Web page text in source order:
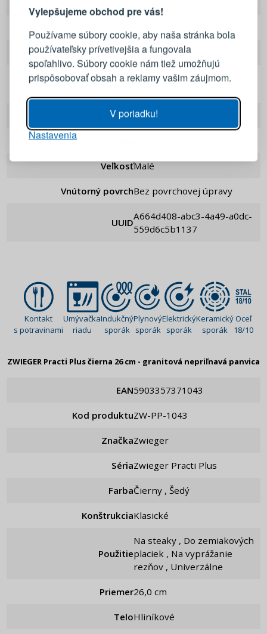
Vylepšujeme obchod pre vás!
Používame súbory cookie, aby naša stránka bola
používateľsky prívetivejšia a fungovala
spoľahlivo. Súbory cookie nám tiež umožňujú
prispôsobovať obsah a reklamy vašim záujmom.
V poriadku!
Nastavenia
Typ S vekom
Typ sporáka
Plynový , Elektrická ,
Umývačka riadu Áno
Veľkosť Malé
Vnútorný povrch Bez povrchovej úpravy
UUID
a664d408-abc3-4a49-a0dc-
559d6c5b1137
Kontakt
s potravinami
Umývačka
riadu
Indukčný
sporák
Plynový
sporák
Elektrický
sporák
Keramický
sporák
Oceľ
18/10
ZWIEGER Practi Plus čierna 26 cm - granitová nepriľnavá panvica
EAN 5903357371043
Kod produktu ZW-PP-1043
Značka Zwieger
Séria Zwieger Practi Plus
Farba Čierny , Šedý
Konštrukcia Klasické
Použitie
Na steaky , Do zemiakových
placiek , Na vyprážanie
rezňov , Univerzálne
Priemer 26,0 cm
Telo Hliníkové
Prihláste sa k svojmu účtu
E-mail
PRIHLÁSIŤ SA
Pripomenutie hesla